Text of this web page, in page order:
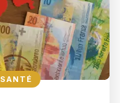
SANTÉ